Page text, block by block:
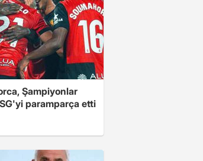
Şampiyonlar
paramparça etti